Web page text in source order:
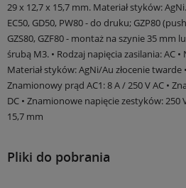
29 x 12,7 x 15,7 mm. Materiał styków:
EC50, GD50, PW80 - do druku; GZP80
GZS80, GZF80 - montaż na szynie 35 mm
śrubą M3. • Rodzaj napięcia zasilania: AC •
Materiał styków: AgNi/Au złocenie twarde
Znamionowy prąd AC1: 8 A / 250 V AC •
DC • Znamionowe napięcie zestyków: 250
15,7 mm
Pliki do pobrania